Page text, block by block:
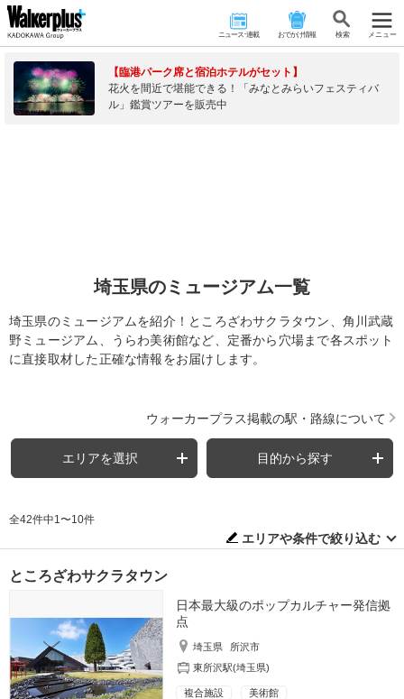
ニュース･連載 おでかけ情報 検 索 メニュー
【臨港パーク席と宿泊ホテルがセット】
花火を間近で堪能できる！「みなとみらいフェスティバ
ル」鑑賞ツアーを販売中
埼玉県のミュージアム一覧
埼玉県のミュージアムを紹介！ところざわサクラタウン、角川武蔵
野ミュージアム、うらわ美術館など、定番から穴場まで各スポット
に直接取材した正確な情報をお届けします。
ウォーカープラス掲載の駅・路線について
エリアを選択 目的から探す
全42件中1〜10件
エリアや条件で絞り込む
ところざわサクラタウン
日本最大級のポップカルチャー発信拠
点
埼玉県
所沢市
東所沢駅(埼玉県)
複合施設 美術館